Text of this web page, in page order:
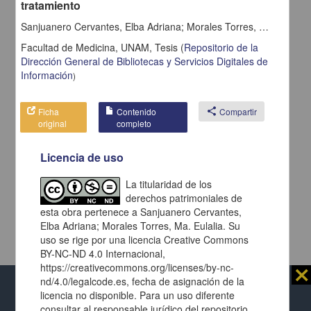
Al usar este repositorio estás aceptando sus
⨯
tratamiento
Sanjuanero Cervantes, Elba Adriana; Morales Torres, Ma. Eulalia
Facultad de Medicina, UNAM, Tesis (Repositorio de la
Dirección General de Bibliotecas y Servicios Digitales de
Información)
Ficha
original
Contenido
completo
share Compartir
Licencia de uso
La titularidad de los
derechos patrimoniales de
esta obra pertenece a Sanjuanero Cervantes,
Elba Adriana; Morales Torres, Ma. Eulalia. Su
uso se rige por una licencia Creative Commons
BY-NC-ND 4.0 Internacional,
https://creativecommons.org/licenses/by-nc-
nd/4.0/legalcode.es, fecha de asignación de la
licencia no disponible. Para un uso diferente